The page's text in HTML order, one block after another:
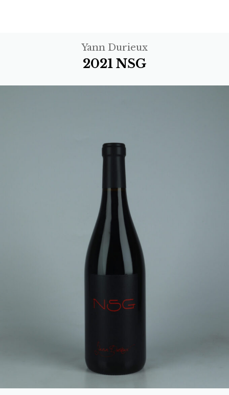
Yann Durieux
2021 NSG